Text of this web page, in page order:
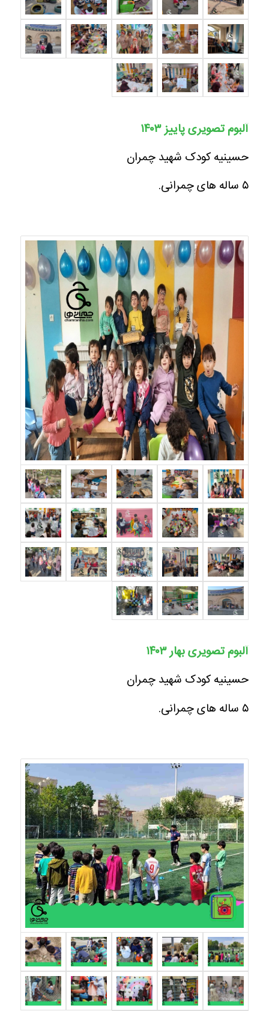
آلبوم تصویری پاییز ۱۴۰۳
حسینیه کودک شهید چمران
۵ ساله های چمرانی.
آلبوم تصویری بهار ۱۴۰۳
حسینیه کودک شهید چمران
۵ ساله های چمرانی.